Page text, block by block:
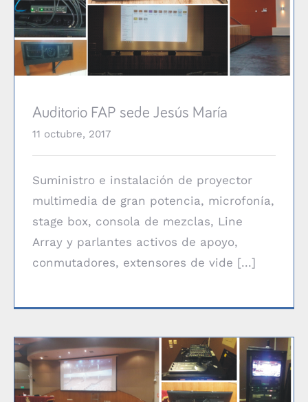
Auditorio FAP sede Jesús María
Auditorio FAP sede Jesús María
11 octubre, 2017
Suministro e instalación de proyector
multimedia de gran potencia, microfonía,
stage box, consola de mezclas, Line
Array y parlantes activos de apoyo,
conmutadores, extensores de vide [...]
Actualizacion Técnologica para el Auditorio del Colegio